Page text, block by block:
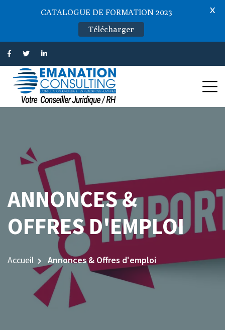
ANNONCES &
OFFRES D'EMPLOI
Accueil Annonces & Offres d'emploi
CATALOGUE DE FORMATION 2023
Télécharger
X